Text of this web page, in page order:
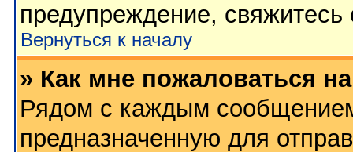
предупреждение,
Вернуться к началу
» Как мне пожаловаться
Рядом с каждым
предназначенную для